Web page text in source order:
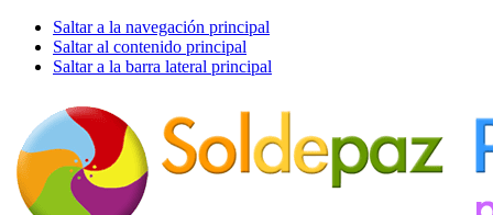
Saltar a la navegación principal
Saltar al contenido principal
Saltar a la barra lateral principal